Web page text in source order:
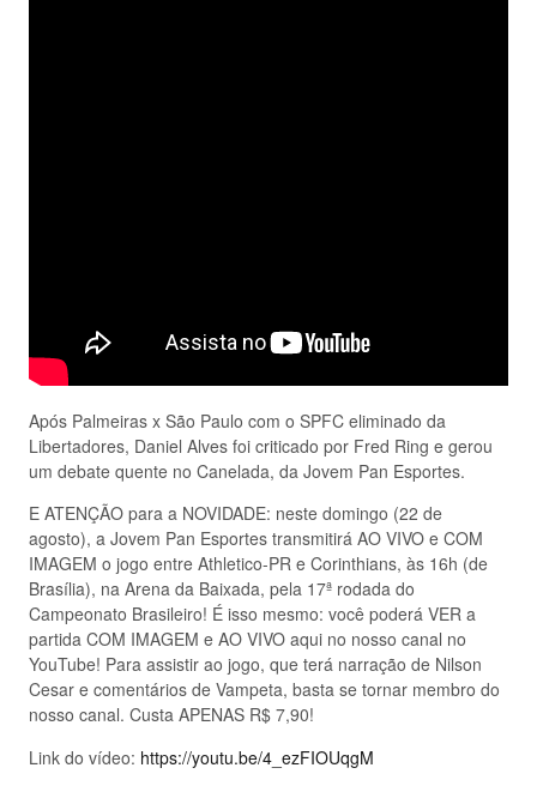
Após Palmeiras x São Paulo com o SPFC eliminado da
Libertadores, Daniel Alves foi criticado por Fred Ring e gerou
um debate quente no Canelada, da Jovem Pan Esportes.
E ATENÇÃO para a NOVIDADE: neste domingo (22 de
agosto), a Jovem Pan Esportes transmitirá AO VIVO e COM
IMAGEM o jogo entre Athletico-PR e Corinthians, às 16h (de
Brasília), na Arena da Baixada, pela 17ª rodada do
Campeonato Brasileiro! É isso mesmo: você poderá VER a
partida COM IMAGEM e AO VIVO aqui no nosso canal no
YouTube! Para assistir ao jogo, que terá narração de Nilson
Cesar e comentários de Vampeta, basta se tornar membro do
nosso canal. Custa APENAS R$ 7,90!
Link do vídeo: https://youtu.be/4_ezFIOUqgM